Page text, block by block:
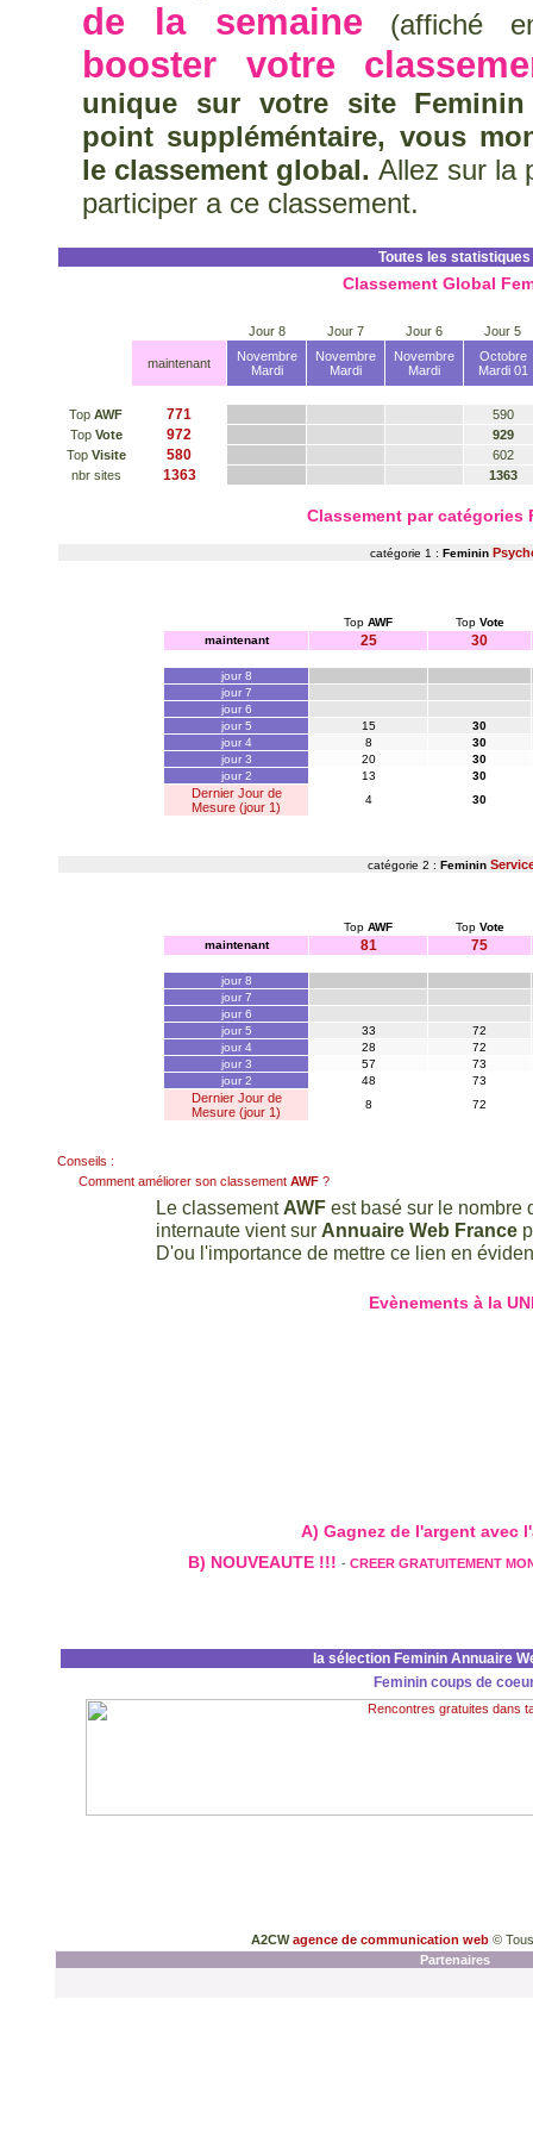
de la semaine (affiché
booster votre
unique sur votre site
point suppléméntaire, vous
le classement global. Allez sur la
participer a ce classement.
Toutes les statistiques
Classement Global
Jour 8 Jour 7 Jour 6 Jour 5
maintenant
Novembre
Mardi
Novembre
Mardi
Novembre
Mardi
Octobre
Mardi 01
Top AWF 771
590
Top Vote 972
929
Top Visite 580
602
nbr sites
1363 1363
Classement par
catégorie 1 : Feminin
Top AWF Top Vote
maintenant
25 30
jour 8
jour 7
jour 6
jour 5
15
30
jour 4
8
30
jour 3
20
30
jour 2
13 30
Dernier Jour de
Mesure (jour 1)
4 30
catégorie 2 : Feminin
Top AWF Top Vote
maintenant
81 75
jour 8
jour 7
jour 6
jour 5
33
72
jour 4
28
72
jour 3
57
73
jour 2
48 73
Dernier Jour de
Mesure (jour 1)
8 72
Conseils :
Comment améliorer son classement AWF ?
Le classement AWF est basé sur le nombre
internaute vient sur Annuaire Web France
D'ou l'importance de mettre ce lien en
Evènements à la
A) Gagnez de l'argent avec
B) NOUVEAUTE !!! - CREER GRATUITEMENT
la sélection Feminin Annuaire
Feminin coups de
A2CWagence de communication web ©
Partenaires